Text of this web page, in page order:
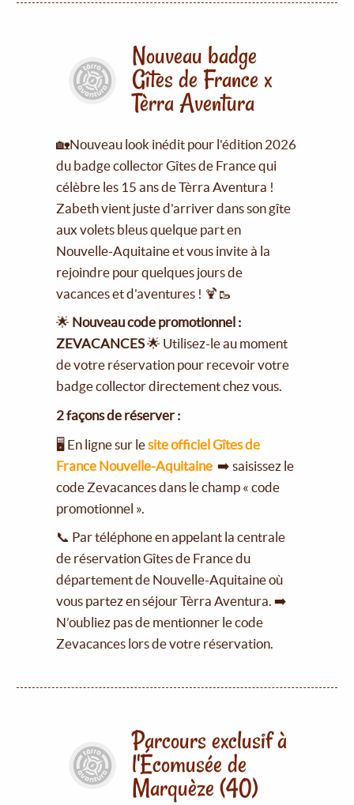
Nouveau badge
Gîtes de France x
Tèrra Aventura
🏡Nouveau look inédit pour l'édition 2026
du badge collector Gîtes de France qui
célèbre les 15 ans de Tèrra Aventura !
Zabeth vient juste d'arriver dans son gîte
aux volets bleus quelque part en
Nouvelle-Aquitaine et vous invite à la
rejoindre pour quelques jours de
vacances et d'aventures ! 🍹🥾
🌟 Nouveau code promotionnel :
ZEVACANCES🌟 Utilisez-le au moment
de votre réservation pour recevoir votre
badge collector directement chez vous.
2 façons de réserver :
🖥️ En ligne sur lesite officiel Gîtes de
France Nouvelle-Aquitaine ➡️ saisissez le
code Zevacances dans le champ « code
promotionnel ».
📞 Par téléphone en appelant la centrale
de réservation Gîtes de France du
département de Nouvelle-Aquitaine où
vous partez en séjour Tèrra Aventura. ➡️
N’oubliez pas de mentionner le code
Zevacances lors de votre réservation.
Parcours exclusif à
l'Écomusée de
Marquèze (40)